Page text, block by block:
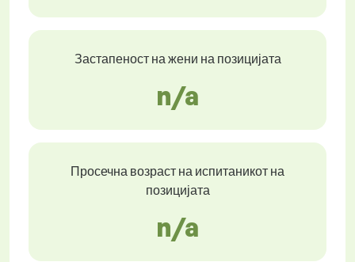
Застапеност на жени на позицијата
n/a
Просечна возраст на испитаникот на
позицијата
n/a